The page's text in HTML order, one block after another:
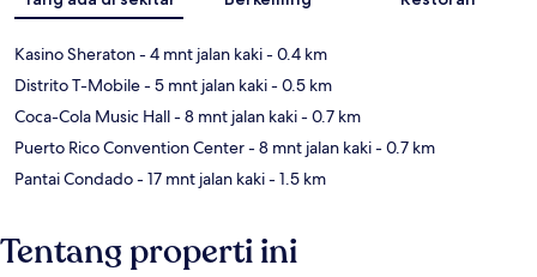
Kasino Sheraton- 4 mnt jalan kaki- 0.4 km
Distrito T-Mobile- 5 mnt jalan kaki- 0.5 km
Coca-Cola Music Hall- 8 mnt jalan kaki- 0.7 km
Puerto Rico Convention Center- 8 mnt jalan kaki- 0.7 km
Pantai Condado- 17 mnt jalan kaki- 1.5 km
Tentang properti ini